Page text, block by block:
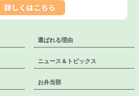
選ばれる理由
ニュース＆トピックス
お弁当部